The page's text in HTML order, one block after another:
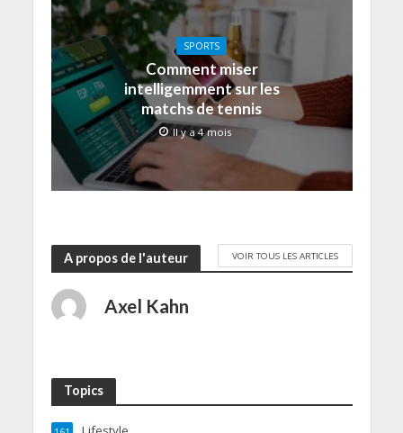
SPORTS
Comment miser
intelligemment sur les
matchs de tennis
Il y a 4 mois
A propos de l'auteur VOIR TOUS LES ARTICLES
Axel Kahn
Topics